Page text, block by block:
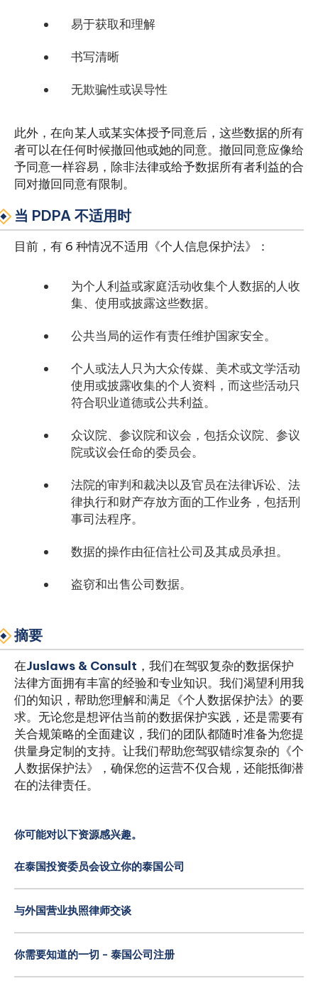
易于获取和理解
书写清晰
无欺骗性或误导性
此外，在向某人或某实体授予同意后，这些数据的所有
者可以在任何时候撤回他或她的同意。撤回同意应像给
予同意一样容易，除非法律或给予数据所有者利益的合
同对撤回同意有限制。
当 PDPA 不适用时
目前，有 6 种情况不适用《个人信息保护法》：
为个人利益或家庭活动收集个人数据的人收
集、使用或披露这些数据。
公共当局的运作有责任维护国家安全。
个人或法人只为大众传媒、美术或文学活动
使用或披露收集的个人资料，而这些活动只
符合职业道德或公共利益。
众议院、参议院和议会，包括众议院、参议
院或议会任命的委员会。
法院的审判和裁决以及官员在法律诉讼、法
律执行和财产存放方面的工作业务，包括刑
事司法程序。
数据的操作由征信社公司及其成员承担。
盗窃和出售公司数据。
摘要
在Juslaws & Consult ，我们在驾驭复杂的数据保护
法律方面拥有丰富的经验和专业知识。我们渴望利用我
们的知识，帮助您理解和满足《个人数据保护法》的要
求。无论您是想评估当前的数据保护实践，还是需要有
关合规策略的全面建议，我们的团队都随时准备为您提
供量身定制的支持。让我们帮助您驾驭错综复杂的《个
人数据保护法》，确保您的运营不仅合规，还能抵御潜
在的法律责任。
你可能对以下资源感兴趣。
在泰国投资委员会设立你的泰国公司
与外国营业执照律师交谈
你需要知道的一切 - 泰国公司注册